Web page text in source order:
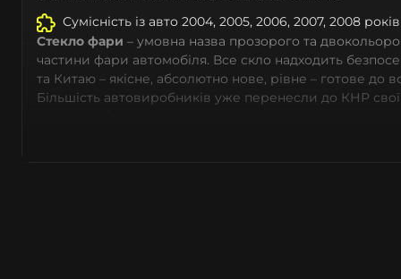
Сумісність із авто 2004, 2005, 2006, 2007, 2008
Стекло фари – умовна назва прозорого та
частини фари автомобіля. Все скло надходить
та Китаю – якісне, абсолютно нове, рівне – готове до
Більшість автовиробників уже перенесли до КНР
тому не слід дивуватися, що до 90% запчастин до